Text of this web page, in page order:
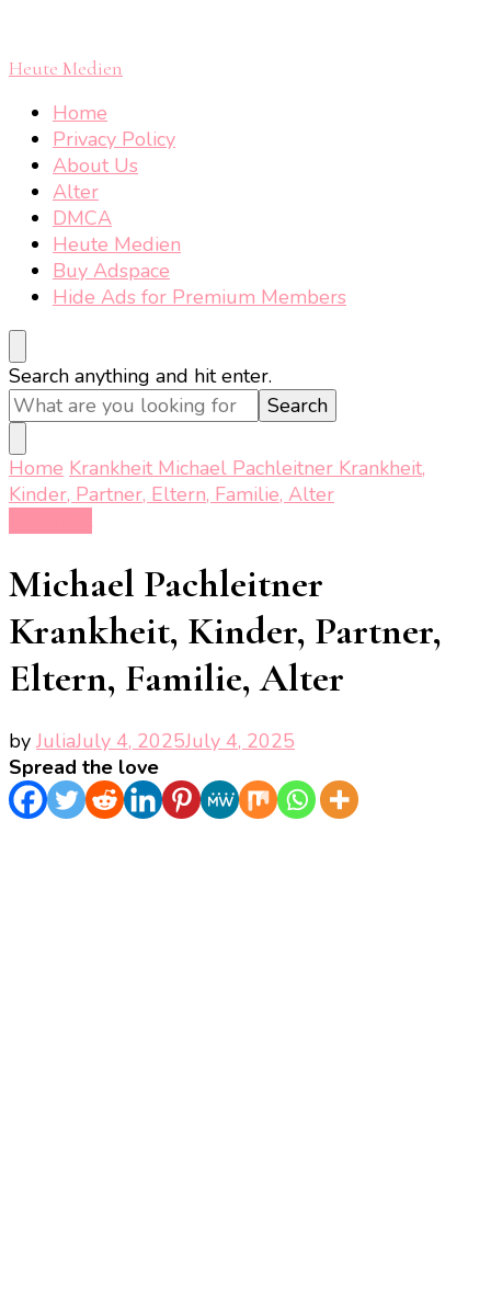
Heute Medien
Home
Privacy Policy
About Us
Alter
DMCA
Heute Medien
Buy Adspace
Hide Ads for Premium Members
Looking
for
Something?
Search anything and hit enter.
Home Krankheit Michael Pachleitner Krankheit,
Kinder, Partner, Eltern, Familie, Alter
Michael Pachleitner
Krankheit, Kinder, Partner,
Eltern, Familie, Alter
byJuliaJuly 4, 2025July 4, 2025
Spread the love